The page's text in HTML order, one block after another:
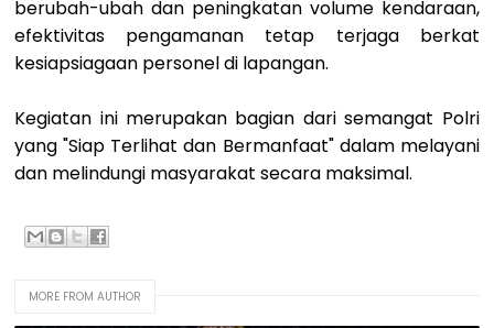
berubah-ubah dan peningkatan volume kendaraan,
efektivitas pengamanan tetap terjaga berkat
kesiapsiagaan personel di lapangan.
Kegiatan ini merupakan bagian dari semangat Polri
yang "Siap Terlihat dan Bermanfaat" dalam melayani
dan melindungi masyarakat secara maksimal.
MORE FROM AUTHOR